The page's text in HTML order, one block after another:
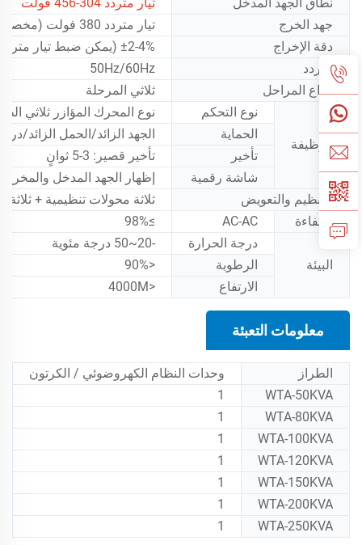
جهد الخرج
تيار متردد 380 فولت (مخصص حسب جهد المنطقة.)
دقة الإخراج
±2-4% (يمكن ضبط تيار متردد)
التردد
50Hz/60Hz
أنواع المراحل
ثلاثي المرحلة
الوظيفة
نوع التحكم
نوع المحرك المؤازر ثلاثي
الحماية
الجهد الزائد/الحمل الزائد/
تأخير
تأخير قصير: 3-5 ثوانٍ
شاشة رقمية
إظهار الجهد المدخل
التنظيم والتعويض
ثلاثة محولات تنظيمية +
الكفاءة
AC-AC
≥98%
البيئة
درجة الحرارة
-20~50 درجة مئوية
الرطوبة
<90%
الارتفاع
<4000M
معلومات التعبئة
الطراز
وحدات النظام الكهروضوئي / الكرتون
WTA-50KVA
1
WTA-80KVA
1
WTA-100KVA
1
WTA-120KVA
1
WTA-150KVA
1
WTA-200KVA
1
WTA-250KVA
1